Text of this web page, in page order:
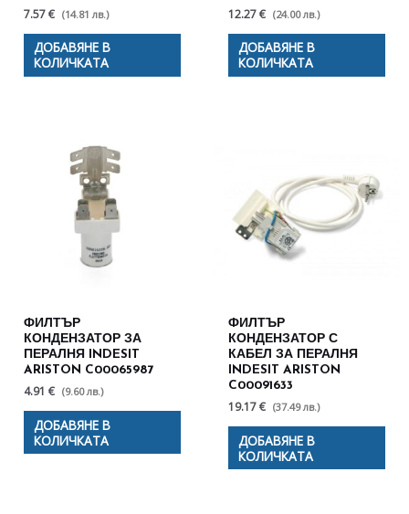
7.57 € (14.81 лв.)
ДОБАВЯНЕ В
КОЛИЧКАТА
12.27 € (24.00 лв.)
ДОБАВЯНЕ В
КОЛИЧКАТА
ФИЛТЪР
КОНДЕНЗАТОР ЗА
ПЕРАЛНЯ INDESIT
ARISTON C00065987
4.91 € (9.60 лв.)
ДОБАВЯНЕ В
КОЛИЧКАТА
ФИЛТЪР
КОНДЕНЗАТОР С
КАБЕЛ ЗА ПЕРАЛНЯ
INDESIT ARISTON
C00091633
19.17 € (37.49 лв.)
ДОБАВЯНЕ В
КОЛИЧКАТА